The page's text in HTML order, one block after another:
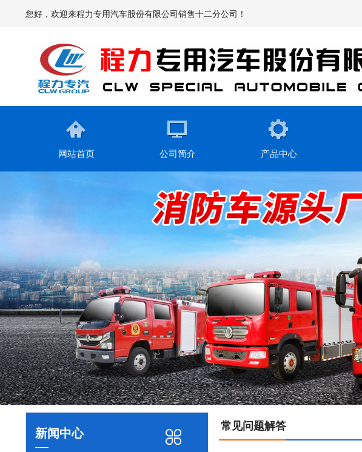
您好，欢迎来程力专用汽车股份有限公司销售十二分公司！
网站首页 公司简介 产品中心
新闻中心 常见问题解答